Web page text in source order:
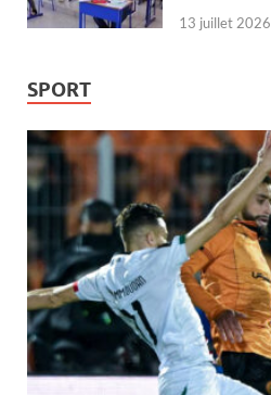
13 juillet 2026
SPORT